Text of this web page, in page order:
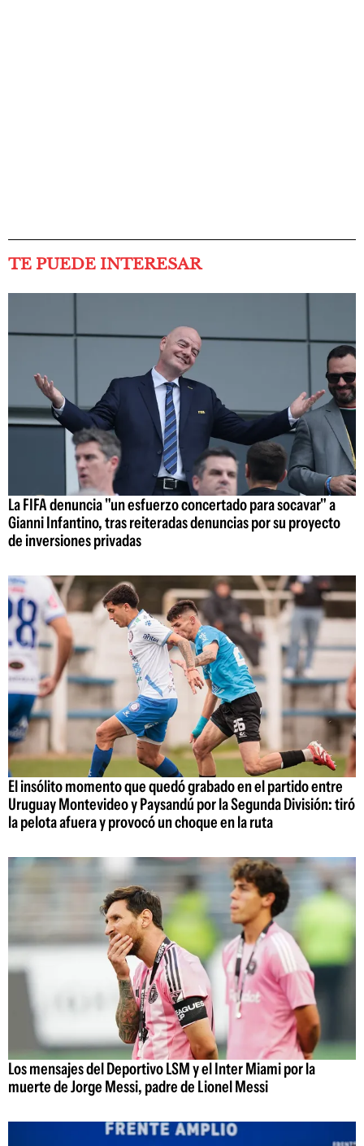
TE PUEDE INTERESAR
La FIFA denuncia "un esfuerzo concertado para socavar" a
Gianni Infantino, tras reiteradas denuncias por su proyecto
de inversiones privadas
El insólito momento que quedó grabado en el partido entre
Uruguay Montevideo y Paysandú por la Segunda División: tiró
la pelota afuera y provocó un choque en la ruta
Los mensajes del Deportivo LSM y el Inter Miami por la
muerte de Jorge Messi, padre de Lionel Messi